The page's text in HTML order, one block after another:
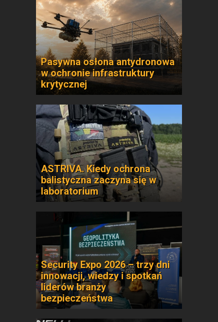
Pasywna osłona antydronowa
w ochronie infrastruktury
krytycznej
ASTRIVA. Kiedy ochrona
balistyczna zaczyna się w
laboratorium
Security Expo 2026 – trzy dni
innowacji, wiedzy i spotkań
liderów branży
bezpieczeństwa